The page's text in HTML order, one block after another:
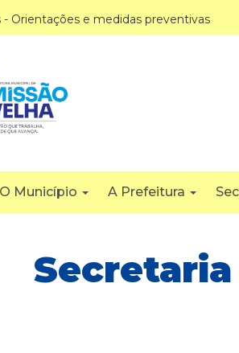
- Orientações e medidas preventivas
O Município A Prefeitura